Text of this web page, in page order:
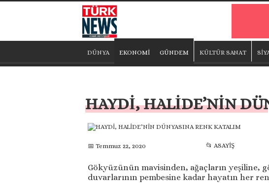
DÜNYA EKONOMİ GÜNDEM KÜLTÜR SANAT
HAYDİ, HALİDE’NİN
📅 Temmuz 22, 2020 📂 ASAYİŞ
Gökyüzünün mavisinden, ağaçların yeşiline,
duvarlarının pembesine kadar hayatın her